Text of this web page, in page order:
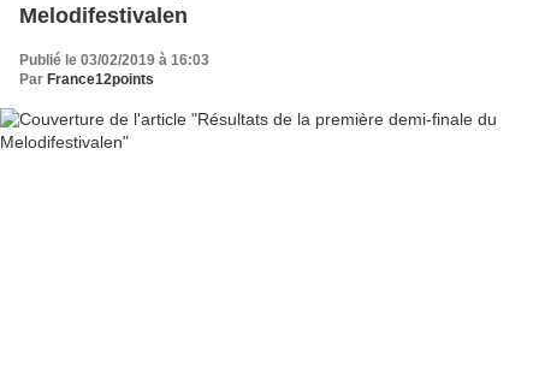
Melodifestivalen
Publié le 03/02/2019 à 16:03
Par France12points